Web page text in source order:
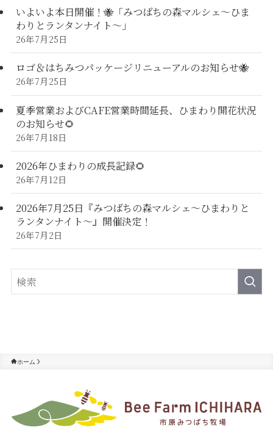
いよいよ本日開催！🐝「みつばちの森マルシェ〜ひま
わりとランタンナイト〜」
26年7月25日
ロゴ＆はちみつパッケージリニューアルのお知らせ🐝
26年7月25日
夏季営業およびCAFE営業時間延長、ひまわり開花状況
のお知らせ🌻
26年7月18日
2026年ひまわりの成長記録🌻
26年7月12日
2026年7月25日『みつばちの森マルシェ～ひまわりと
ランタンナイト～』開催決定！
26年7月2日
ホーム